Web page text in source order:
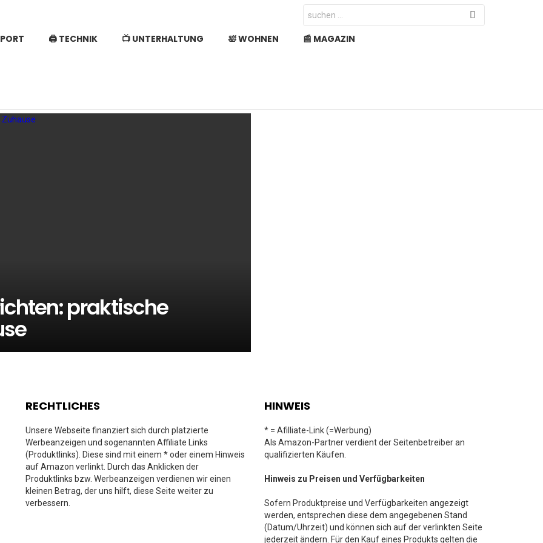
Search
for:
🖨️ TECHNIK 📺 UNTERHALTUNG 🛀 WOHNEN 📰 MAGAZIN
praktische
RECHTLICHES
Unsere Webseite finanziert sich durch platzierte
Werbeanzeigen und sogenannten Affiliate Links
(Produktlinks). Diese sind mit einem * oder einem Hinweis
auf Amazon verlinkt. Durch das Anklicken der
Produktlinks bzw. Werbeanzeigen verdienen wir einen
kleinen Betrag, der uns hilft, diese Seite weiter zu
verbessern.
HINWEIS
* = Afilliate-Link (=Werbung)
Als Amazon-Partner verdient der Seitenbetreiber an
qualifizierten Käufen.
Hinweis zu Preisen und Verfügbarkeiten
Sofern Produktpreise und Verfügbarkeiten angezeigt
werden, entsprechen diese dem angegebenen Stand
(Datum/Uhrzeit) und können sich auf der verlinkten Seite
jederzeit ändern. Für den Kauf eines Produkts gelten die